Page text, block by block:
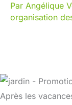
Par Angélique
organisation
Après les